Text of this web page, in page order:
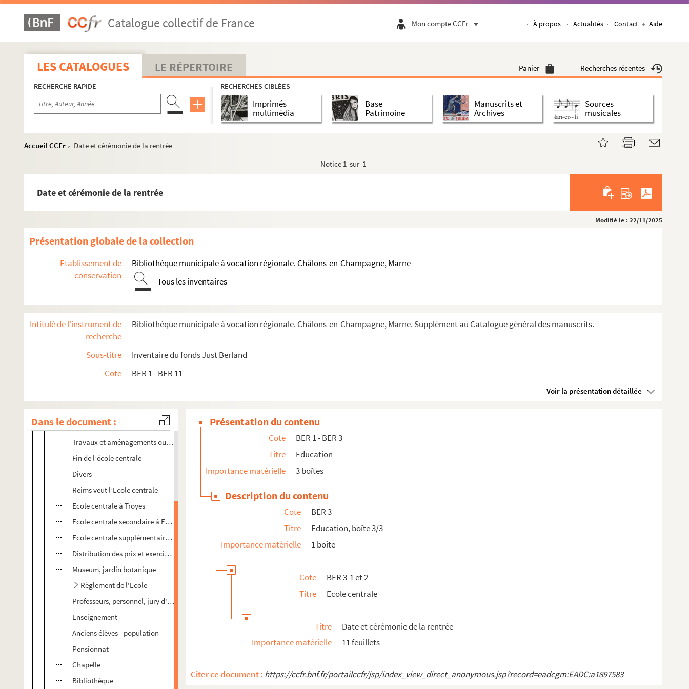
Catalogue collectif de France Mon compte CCFr À propos Actualités Contact Aide
LES CATALOGUES LE RÉPERTOIRE Panier Recherches récentes
RECHERCHE RAPIDE RECHERCHES CIBLÉES
Imprimés
multimédia
Base
Patrimoine
Manuscrits et
Archives
Sources
musicales
Accueil CCFr >
Date et cérémonie de la rentrée
Notice 1 sur 1
Date et cérémonie de la rentrée
Modifié le : 22/11/2025
Présentation globale de la collection
Etablissement de
conservation
Bibliothèque municipale à vocation régionale. Châlons-en-Champagne, Marne
Tous les inventaires
Intitulé de l'instrument de
recherche
Bibliothèque municipale à vocation régionale. Châlons-en-Champagne, Marne. Supplément au Catalogue général des manuscrits.
Sous-titre
Inventaire du fonds Just Berland
Cote
BER 1 - BER 11
Voir la présentation détaillée
Dans le document :
BER 1 - BER 3. Education
BER 1 - 2. Collège de Châlons
BER 3-1 et 2. Ecole centrale
Ans IV-V
Travaux et aménagements ou l’installation
Fin de l’école centrale
Divers
Reims veut l’Ecole centrale
Ecole centrale à Troyes
Ecole centrale secondaire à Epernay
Ecole centrale supplémentaire à Reims
Distribution des prix et exercices publics
Museum, jardin botanique
Règlement de l'Ecole
Professeurs, personnel, jury d'instruction
Enseignement
Anciens élèves - population
Pensionnat
Chapelle
Bibliothèque
Présentation du contenu
Cote
BER 1 - BER 3
Titre
Education
Importance matérielle
3 boîtes
Description du contenu
Cote
BER 3
Titre
Education, boîte 3/3
Importance matérielle
1 boîte
Cote
BER 3-1 et 2
Titre
Ecole centrale
Titre
Date et cérémonie de la rentrée
Importance matérielle
11 feuillets
Citer ce document : https://ccfr.bnf.fr/portailccfr/jsp/index_view_direct_anonymous.jsp?record=eadcgm:EADC:a1897583